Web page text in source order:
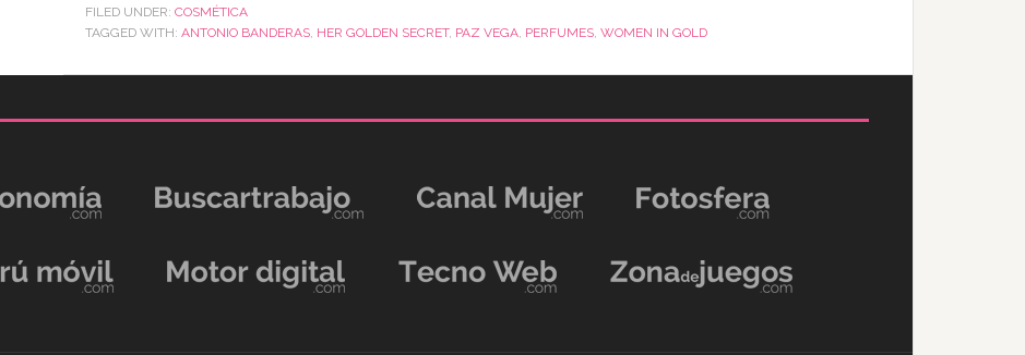
FILED UNDER: COSMÉTICA
TAGGED WITH: ANTONIO BANDERAS, HER GOLDEN SECRET, PAZ VEGA, PERFUMES, WOMEN IN GOLD